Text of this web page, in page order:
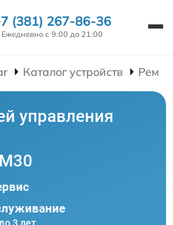
(381) 267-86-36
Ежедневно с 9:00 до 21:00
Каталог устройств
управления